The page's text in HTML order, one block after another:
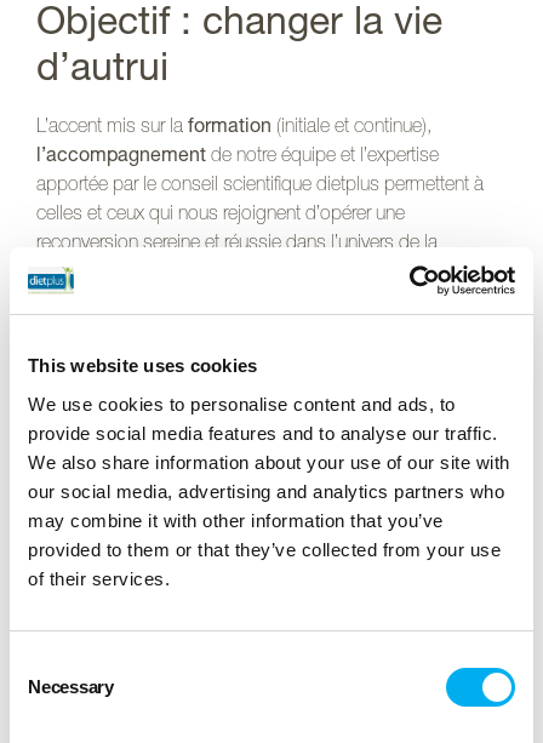
This website uses cookies
We use cookies to personalise content and ads, to
provide social media features and to analyse our traffic.
We also share information about your use of our site with
our social media, advertising and analytics partners who
may combine it with other information that you’ve
provided to them or that they’ve collected from your use
of their services.
Selection
Necessary
Objectif : changer la vie
d’autrui
L’accent mis sur la formation (initiale et continue),
l’accompagnement de notre équipe et l’expertise
apportée par le conseil scientifique dietplus permettent à
celles et ceux qui nous rejoignent d’opérer une
reconversion sereine et réussie dans l’univers de la
minceur.
enrichissante mais surtout très complète »
Pour Isabelle,« la formation est très intéressante car très
complète. Elle nous aide à mettre en place notre projet
professionnel pour accompagner notre future clientèle dans
leur perte de poids ».
Les voici avec toutes les cartes en main pour
en tant qu’
entrepreneuses
Faites le premier pas pour lancer votre